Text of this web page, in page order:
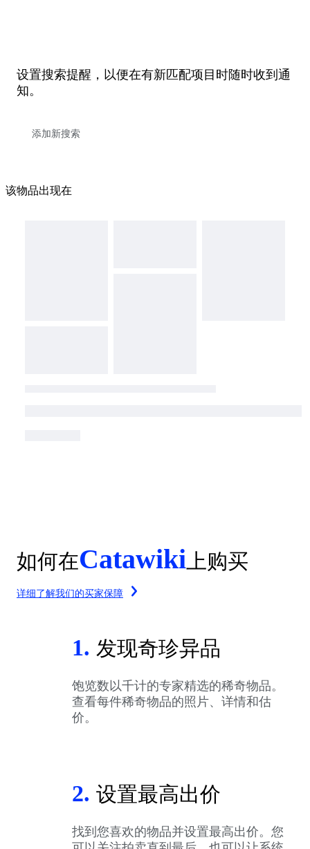
设置搜索提醒，以便在有新匹配项目时随时收到通
知。
该物品出现在
如何在Catawiki 上购买
详细了解我们的买家保障
1. 发现奇珍异品
饱览数以千计的专家精选的稀奇物品。
查看每件稀奇物品的照片、详情和估
价。
2. 设置最高出价
找到您喜欢的物品并设置最高出价。您